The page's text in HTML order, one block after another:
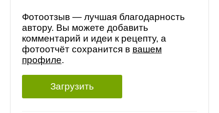
Фотоотзыв — лучшая благодарность
автору. Вы можете добавить
комментарий и идеи к рецепту, а
фотоотчёт сохранится в вашем
профиле.
Загрузить